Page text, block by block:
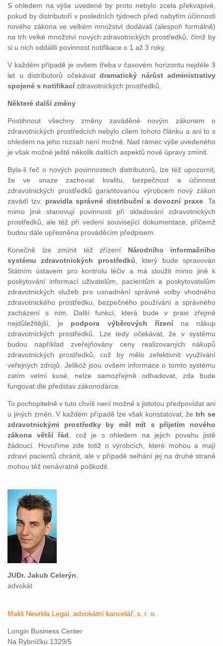
S ohledem na výše uvedené by proto nebylo zcela překvapivé,
pokud by distributoři v posledních týdnech před nabytím účinnosti
nového zákona ve velkém množství dodávali (alespoň formálně)
na trh velké množství nových zdravotnických prostředků, čímž by
si u nich oddálili povinnost notifikace o 1 až 3 roky.
V každém případě je ovšem třeba v časovém horizontu nejdéle 3
let u distributorů očekávat dramatický nárůst administrativy
spojené s notifikací zdravotnických prostředků.
Některé další změny
Postihnout všechny změny zaváděné novým zákonem o
zdravotnických prostředcích nebylo cílem tohoto článku a ani to s
ohledem na jeho rozsah není možné. Nad rámec výše uvedeného
je však možné ještě několik dalších aspektů nové úpravy zmínit.
Byla-li řeč o nových povinnostech distributorů, lze též upozornit,
že ve snaze zachovat kvalitu, bezpečnost a účinnost
zdravotnických prostředků garantovanou výrobcem nový zákon
zavádí tzv. pravidla správné distribuční a dovozní praxe. Ta
mimo jiné stanovují povinnosti při skladování zdravotnických
prostředků, ale též při vedení související dokumentace, přičemž
budou dále upřesněna prováděcím předpisem.
Konečně lze zmínit též zřízení Národního informačního
systému zdravotnických prostředků , který bude spravován
Státním ústavem pro kontrolu léčiv a má sloužit mimo jiné k
poskytování informací uživatelům, pacientům a poskytovatelům
zdravotnických služeb pro usnadnění správné volby vhodného
zdravotnického prostředku, bezpečného používání a správného
zacházení s ním. Další funkcí, která bude v praxi zřejmě
nejdůležitější, je podpora výběrových řízenína nákup
zdravotnických prostředků. Lze tedy očekávat, že v systému
budou například zveřejňovány ceny realizovaných nákupů
zdravotnických prostředků, což by mělo zefektivnit využívání
veřejných zdrojů. Jelikož jsou ovšem informace o tomto systému
zatím velmi kusé, nelze samozřejmě odhadovat, zda bude
fungovat dle představ zákonodárce.
To pochopitelně v tuto chvíli není možné s jistotou předpovídat ani
u jiných změn. V každém případě lze však konstatovat, žetrh se
zdravotnickými prostředky by měl mít s přijetím nového
zákona větší řád , což je s ohledem na jejich povahu jistě
žádoucí. Hovoříme zde totiž o výrobcích, které mohou a mají
zdraví pacientů chránit, ale v případě selhání jej na druhé straně
mohou též nenávratně poškodit.
JUDr. Jakub Celerýn
advokát
Mališ Nevrkla Legal, advokátní kancelář, s. r. o.
Longin Business Center
Na Rybníčku 1329/5